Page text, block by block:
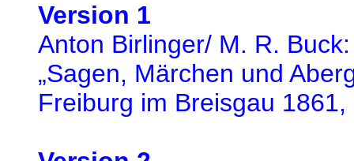
Version 1
Anton Birlinger/ M. R. Buck:
„Sagen, Märchen und
Freiburg im Breisgau